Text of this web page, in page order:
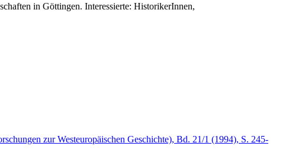
in Göttingen. Interessierte: HistorikerInnen,
zur Westeuropäischen Geschichte), Bd. 21/1 (1994), S. 245-